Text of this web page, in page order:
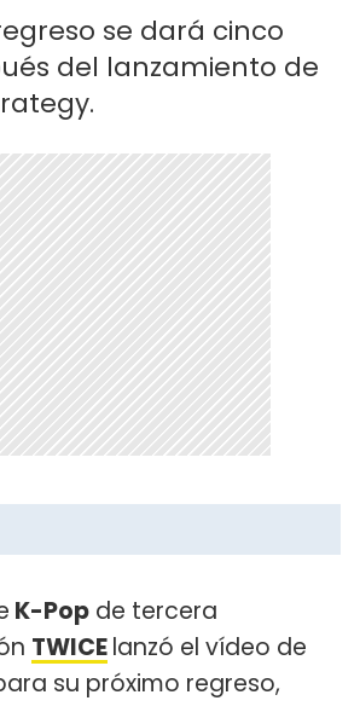
se dará cinco
del lanzamiento de
K-Pop de tercera
TWICElanzó el vídeo de
su próximo regreso,